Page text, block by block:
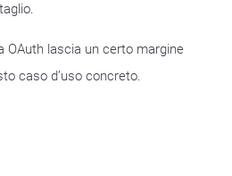
OAuth lascia un certo margine
caso d’uso concreto.